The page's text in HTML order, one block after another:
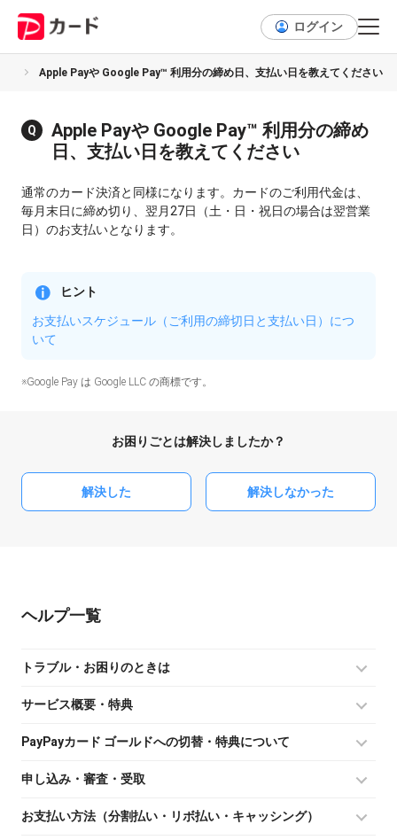
ログイン
Apple Payや Google Pay™ 利用分の締め日、支払い日を教えてください
Apple Payや Google Pay™ 利用分の締め
日、支払い日を教えてください
通常のカード決済と同様になります。カードのご利用代金は、
毎月末日に締め切り、翌月27日（土・日・祝日の場合は翌営業
日）のお支払いとなります。
ヒント
お支払いスケジュール（ご利用の締切日と支払い日）につ
いて
※Google Pay は Google LLC の商標です。
お困りごとは解決しましたか？
解決した 解決しなかった
ヘルプ
トラブル・お困りのときは
サービス概要・特典
PayPayカード ゴールドへの切替・特典について
申し込み・審査・受取
お支払い方法（分割払い・リボ払い・キャッシング）